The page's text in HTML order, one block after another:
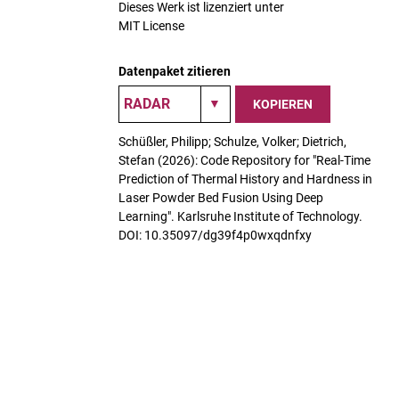
Dieses Werk ist lizenziert unter
MIT License
Datenpaket zitieren
KOPIEREN
Schüßler, Philipp; Schulze, Volker; Dietrich,
Stefan (2026): Code Repository for "Real-Time
Prediction of Thermal History and Hardness in
Laser Powder Bed Fusion Using Deep
Learning". Karlsruhe Institute of Technology.
DOI: 10.35097/dg39f4p0wxqdnfxy